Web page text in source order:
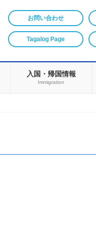
お問い合わせ
Tagalog Page
入国・帰国情報
Immigration